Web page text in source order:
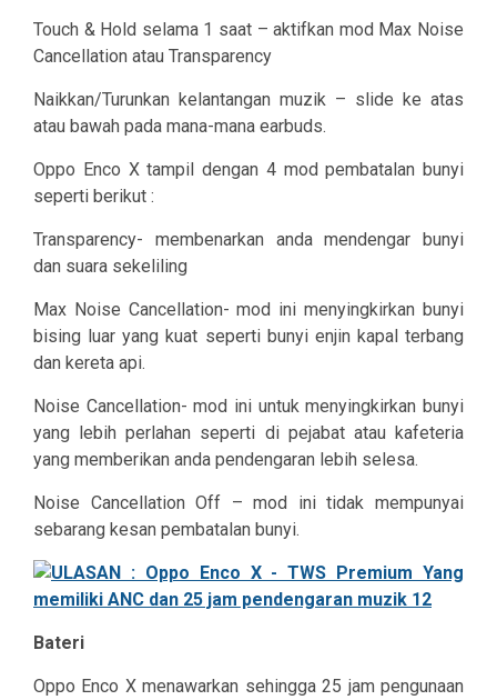
Touch & Hold selama 1 saat – aktifkan mod Max Noise
Cancellation atau Transparency
Naikkan/Turunkan kelantangan muzik – slide ke atas
atau bawah pada mana-mana earbuds.
Oppo Enco X tampil dengan 4 mod pembatalan bunyi
seperti berikut :
Transparency- membenarkan anda mendengar bunyi
dan suara sekeliling
Max Noise Cancellation- mod ini menyingkirkan bunyi
bising luar yang kuat seperti bunyi enjin kapal terbang
dan kereta api.
Noise Cancellation- mod ini untuk menyingkirkan bunyi
yang lebih perlahan seperti di pejabat atau kafeteria
yang memberikan anda pendengaran lebih selesa.
Noise Cancellation Off – mod ini tidak mempunyai
sebarang kesan pembatalan bunyi.
Bateri
Oppo Enco X menawarkan sehingga 25 jam pengunaan